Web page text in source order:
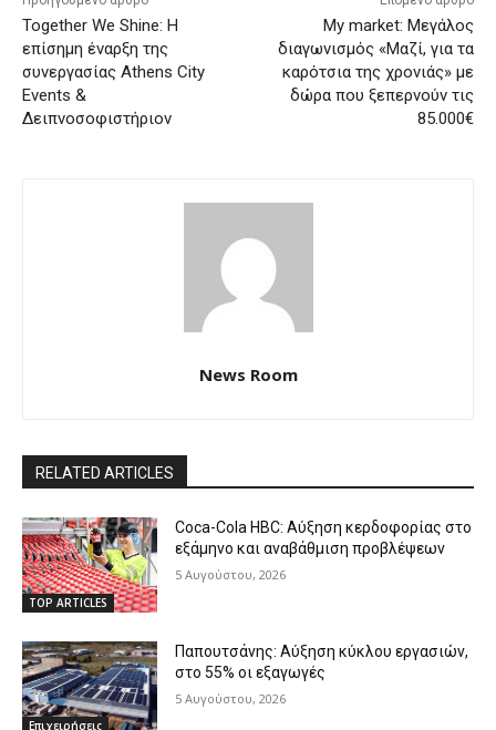
Together We Shine: Η
επίσημη έναρξη της
συνεργασίας Athens City
Events &
Δειπνοσοφιστήριον
My market: Μεγάλος
διαγωνισμός «Μαζί, για τα
καρότσια της χρονιάς» με
δώρα που ξεπερνούν τις
85.000€
News Room
RELATED ARTICLES
TOP ARTICLES
Coca-Cola HBC: Αύξηση κερδοφορίας στο
εξάμηνο και αναβάθμιση προβλέψεων
5 Αυγούστου, 2026
Επιχειρήσεις
Παπουτσάνης: Αύξηση κύκλου εργασιών,
στο 55% οι εξαγωγές
5 Αυγούστου, 2026